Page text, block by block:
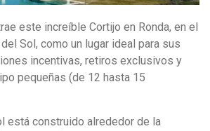
este increíble Cortijo en Ronda, en el
Sol, como un lugar ideal para sus
incentivas, retiros exclusivos y
pequeñas (de 12 hasta 15
está construido alrededor de la